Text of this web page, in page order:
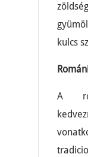
kulcs
A